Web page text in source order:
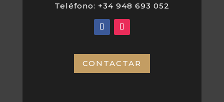
Teléfono: +34 948 693 052
CONTACTAR